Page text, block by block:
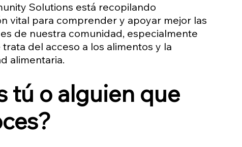
Solutions está recopilando
vital para comprender y apoyar mejor las
de nuestra comunidad, especialmente
del acceso a los alimentos y la
alimentaria.
tú o alguien que